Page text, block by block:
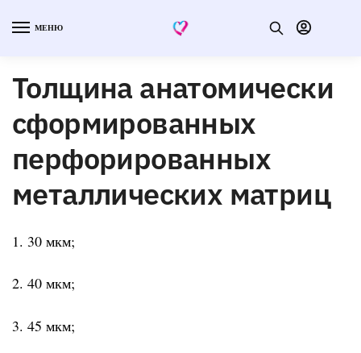
МЕНЮ
Толщина анатомически
сформированных
перфорированных
металлических матриц
1. 30 мкм;
2. 40 мкм;
3. 45 мкм;